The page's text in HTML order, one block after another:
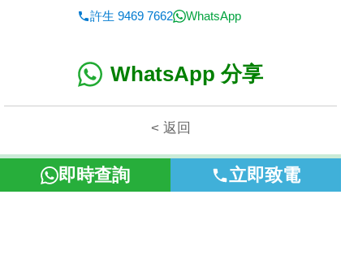
許生 9469 7662
WhatsApp
WhatsApp 分享
< 返回
即時查詢 立即致電
本網頁所提供資料僅作參考用途。若因錯漏而引致任何不便或損
失，富裕地產概不負責。